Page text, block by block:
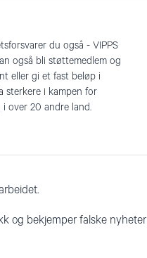
du også - VIPPS
også bli støttemedlem og
eller gi et fast beløp i
sterkere i kampen for
over 20 andre land.
og bekjemper falske nyheter